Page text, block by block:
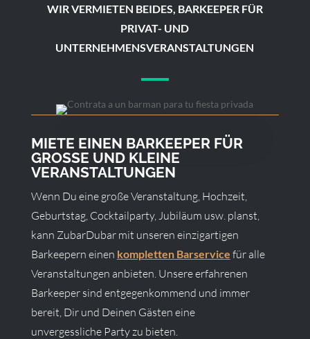
WIR VERMIETEN BEIDES, BARKEEPER FÜR
PRIVAT- UND
UNTERNEHMENSVERANSTALTUNGEN
MIETE EINEN BARKEEPER FÜR
GROSSE UND KLEINE
VERANSTALTUNGEN
Wenn Du eine große Veranstaltung, Hochzeit,
Geburtstag, Cocktailparty, Jubiläum usw. planst,
kann ZubarDubar mit unseren einzigartigen
Barkeepern einen kompletten Barservice für alle
Veranstaltungen anbieten. Unsere erfahrenen
Barkeeper sind entgegenkommend und immer
bereit, Dir und Deinen Gästen eine
unvergessliche Party zu bieten.